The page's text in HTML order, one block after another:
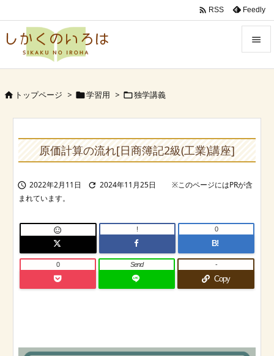


Prev


 RSS Feedly
 トップページ > 学習用 > 独学講義
原価計算の流れ[日商簿記2級(工業)講座]
 2022年2月11日  2024年11月25日
 !
B!
0
0 Send
Copy
-